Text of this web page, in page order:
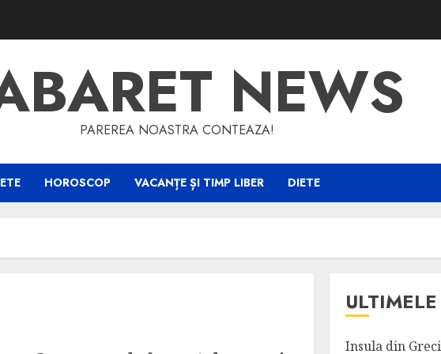
NEWS
PAREREA NOASTRA CONTEAZA!
HOROSCOP VACANȚE ȘI TIMP LIBER DIETE
Insula din